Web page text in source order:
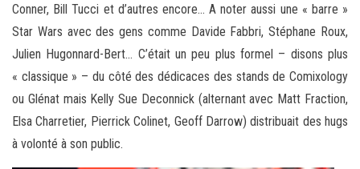
Conner, Bill Tucci et d’autres encore… A noter aussi une « barre »
Star Wars avec des gens comme Davide Fabbri, Stéphane Roux,
Julien Hugonnard-Bert… C’était un peu plus formel – disons plus
« classique » – du côté des dédicaces des stands de Comixology
ou Glénat mais Kelly Sue Deconnick (alternant avec Matt Fraction,
Elsa Charretier, Pierrick Colinet, Geoff Darrow) distribuait des hugs
à volonté à son public.